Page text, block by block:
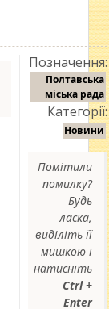
Позначення:
Полтавська
міська рада
Категорії:
Новини
Помітили
помилку?
Будь
ласка,
виділіть її
мишкою і
натисніть
Ctrl +
Enter